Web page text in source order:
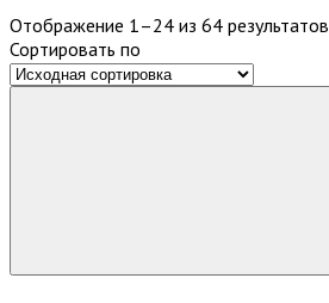
Отображение 1–24 из 64 результатов
Сортировать по